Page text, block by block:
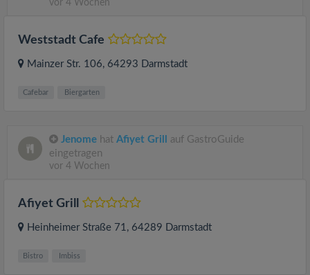
vor 4 Wochen
Weststadt Cafe
Mainzer Str. 106, 64293 Darmstadt
Cafebar Biergarten
Jenome hat Afiyet Grill
auf GastroGuide
eingetragen
vor 4 Wochen
Afiyet Grill
Heinheimer Straße 71, 64289 Darmstadt
Bistro Imbiss